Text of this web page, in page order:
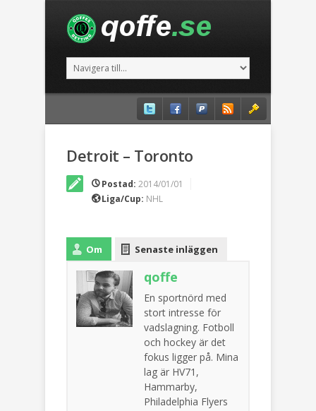
Detroit – Toronto
Postad: 2014/01/01
Liga/Cup: NHL
Om Senaste inläggen
qoffe
En sportnörd med
stort intresse för
vadslagning. Fotboll
och hockey är det
fokus ligger på. Mina
lag är HV71,
Hammarby,
Philadelphia Flyers